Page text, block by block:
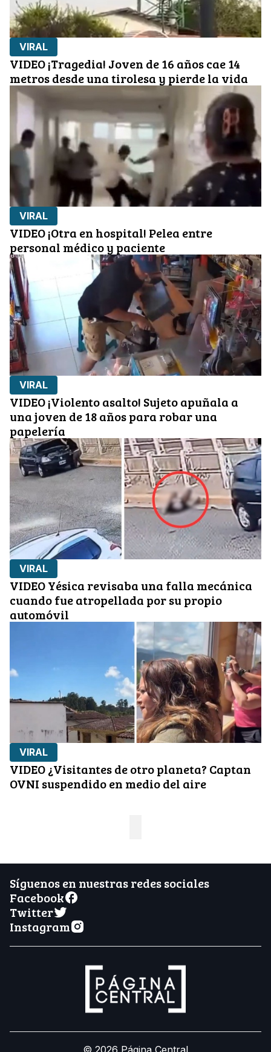
VIRAL
VIDEO ¡Tragedia! Joven de 16 años cae 14
metros desde una tirolesa y pierde la vida
VIRAL
VIDEO ¡Otra en hospital! Pelea entre
personal médico y paciente
VIRAL
VIDEO ¡Violento asalto! Sujeto apuñala a
una joven de 18 años para robar una
papelería
VIRAL
VIDEO Yésica revisaba una falla mecánica
cuando fue atropellada por su propio
automóvil
VIRAL
VIDEO ¿Visitantes de otro planeta? Captan
OVNI suspendido en medio del aire
Síguenos en nuestras redes sociales
Facebook
Twitter
Instagram